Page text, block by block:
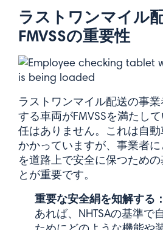
ラストワンマイル
FMVSSの重要性
ラストワンマイル配送の事
する車両がFMVSSを満たし
任はありません。これは自
かかっていますが、事業者
を道路上で安全に保つため
とが重要です。
重要な安全絹を知解する：
あれば、NHTSAの基準で